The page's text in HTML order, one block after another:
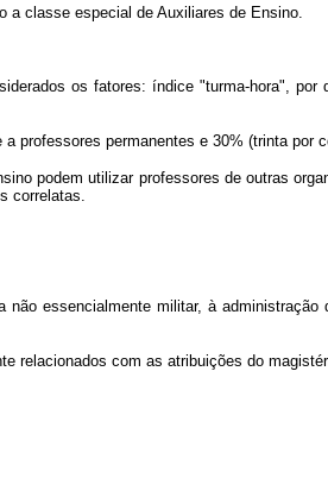
a classe especial de Auxiliares de Ensino.
os fatores: índice "turma-hora",
professores permanentes e 30% (trinta por
podem utilizar professores de outras
correlatas.
essencialmente militar, à
relacionados com as atribuições do